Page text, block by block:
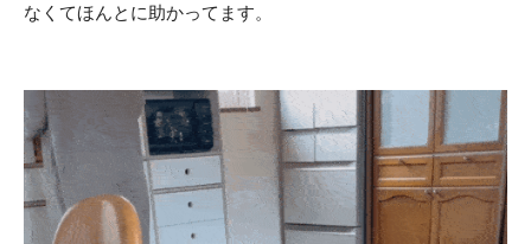
なくてほんとに助かってます。